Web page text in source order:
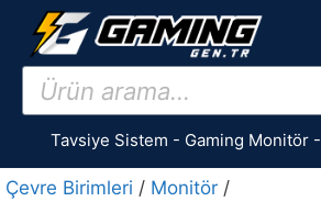
İçeriğe
Products
search
Tavsiye Sistem - Gaming Monitör -
Çevre Birimleri / Monitör /